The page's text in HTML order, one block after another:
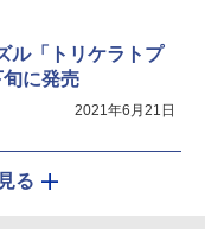
ル「トリケラトプ
に発売
2021年6月21日
る